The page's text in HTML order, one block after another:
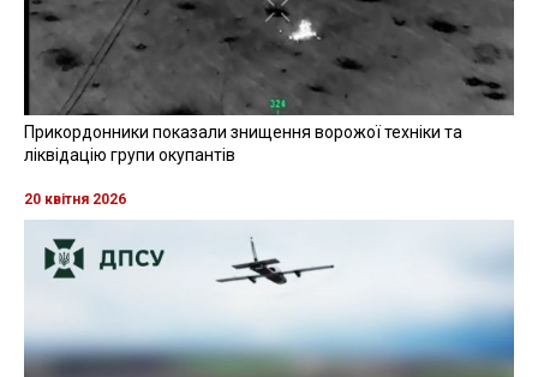
Прикордонники показали знищення ворожої техніки та
ліквідацію групи окупантів
20 квітня 2026